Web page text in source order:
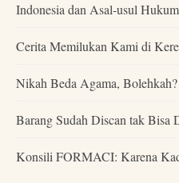
Indonesia dan Asal-usul
Cerita Memilukan Kami di
Nikah Beda Agama, Bolehkah?
Barang Sudah Discan tak Bisa
Konsili FORMACI: Karena